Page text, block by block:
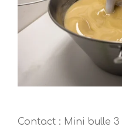
Contact : Mini bulle